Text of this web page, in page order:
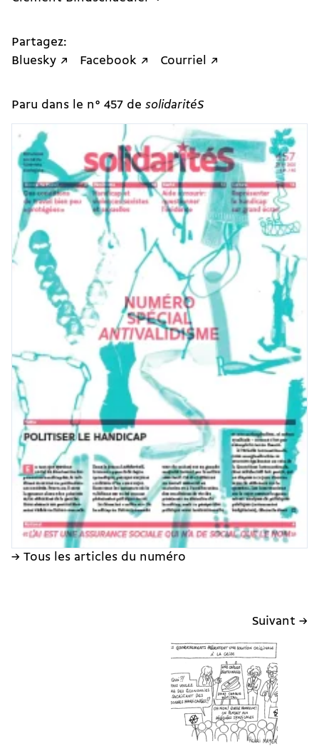
Partagez:
Bluesky ↗
Facebook ↗ Courriel ↗
Paru dans le n° 457 de solidaritéS
→ Tous les articles du numéro
Suivant →